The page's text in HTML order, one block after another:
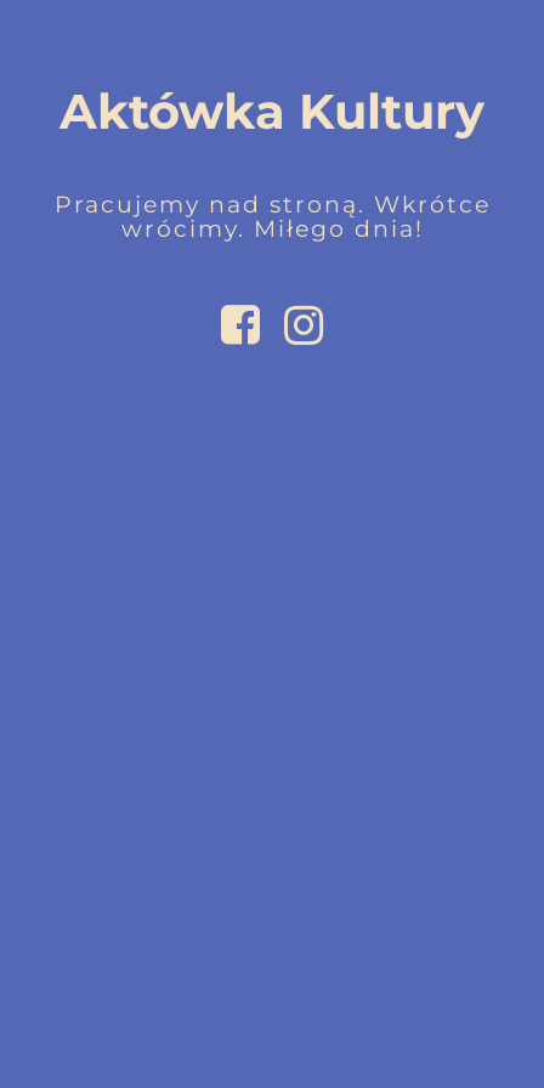
Aktówka Kultury
Pracujemy nad stroną. Wkrótce
wrócimy. Miłego dnia!